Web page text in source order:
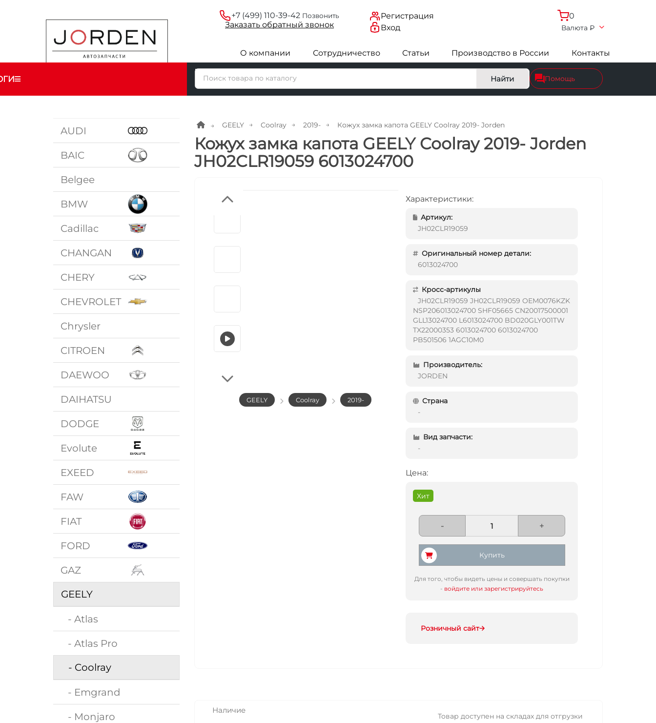
+7 (499) 110-39-42 Позвонить
Заказатьобратныйзвонок
Регистрация
Вход
0
Валюта ₽
О компании Сотрудничество Статьи Производство в России Контакты
Найти Помощь
AUDI
BAIC
Belgee
BMW
Cadillac
CHANGAN
CHERY
CHEVROLET
Chrysler
CITROEN
DAEWOO
DAIHATSU
DODGE
Evolute
EXEED
FAW
FIAT
FORD
GAZ
GEELY
- Atlas
- Atlas Pro
- Coolray
- Emgrand
- Monjaro
GEELY Coolray 2019- Кожух замка капота GEELY Coolray 2019- Jorden
Кожух замка капота GEELY Coolray 2019- Jorden
JH02CLR19059 6013024700
GEELY Coolray 2019-
Характеристики:
Артикул:
JH02CLR19059
Оригинальный номер детали:
6013024700
Кросс-артикулы
JH02CLR19059 JH02CLR19059 OEM0076KZK
NSP206013024700 SHF05665 CN20017500001
GLL13024700 L6013024700 BD020GLY001TW
TX22000353 6013024700 6013024700
PB501506 1AGC10M0
Производитель:
JORDEN
Страна
-
Вид запчасти:
-
Цена:
Хит
- +
Купить
Для того, чтобы видеть цены и совершать покупки
- войдите или зарегистрируйтесь
Розничный сайт
Наличие
Товар доступен на складах для отгрузки